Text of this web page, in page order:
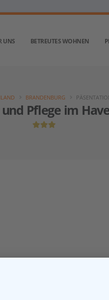
UNS BETREUTES WOHNEN
Pflege im
BRANDENBURG